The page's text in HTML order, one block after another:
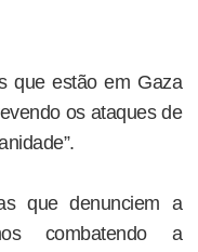
que estão em Gaza
os ataques de
que denunciem a
combatendo a